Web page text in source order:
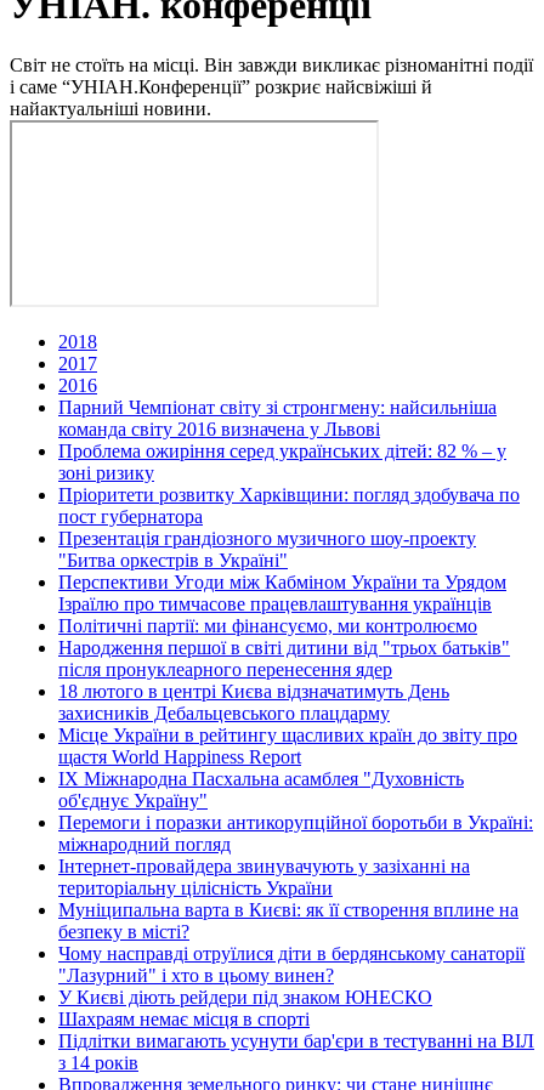
Світ не стоїть на місці. Він завжди викликає різноманітні події
і саме “УНІАН.Конференції” розкриє найсвіжіші й
найактуальніші новини.
2018
2017
2016
Парний Чемпіонат світу зі стронгмену: найсильніша
команда світу 2016 визначена у Львові
Проблема ожиріння серед українських дітей: 82 % – у
зоні ризику
Пріоритети розвитку Харківщини: погляд здобувача по
пост губернатора
Презентація грандіозного музичного шоу-проекту
"Битва оркестрів в Україні"
Перспективи Угоди між Кабміном України та Урядом
Ізраїлю про тимчасове працевлаштування українців
Політичні партії: ми фінансуємо, ми контролюємо
Народження першої в світі дитини від "трьох батьків"
після пронуклеарного перенесення ядер
18 лютого в центрі Києва відзначатимуть День
захисників Дебальцевського плацдарму
Місце України в рейтингу щасливих країн до звіту про
щастя World Happiness Report
ІХ Міжнародна Пасхальна асамблея "Духовність
об'єднує Україну"
Перемоги і поразки антикорупційної боротьби в Україні:
міжнародний погляд
Інтернет-провайдера звинувачують у зазіханні на
територіальну цілісність України
Муніципальна варта в Києві: як її створення вплине на
безпеку в місті?
Чому насправді отруїлися діти в бердянському санаторії
"Лазурний" і хто в цьому винен?
У Києві діють рейдери під знаком ЮНЕСКО
Шахраям немає місця в спорті
Підлітки вимагають усунути бар'єри в тестуванні на ВІЛ
з 14 років
Впровадження земельного ринку: чи стане нинішнє